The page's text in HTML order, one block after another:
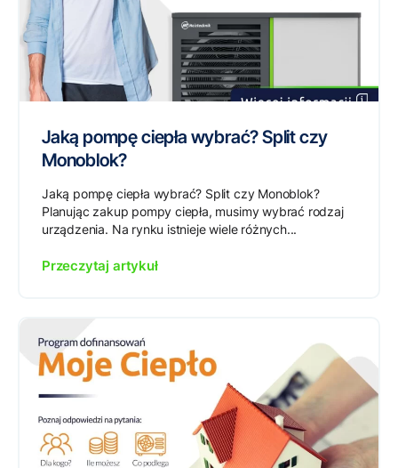
Jaką pompę ciepła wybrać? Split czy
Monoblok?
Jaką pompę ciepła wybrać? Split czy Monoblok?
Planując zakup pompy ciepła, musimy wybrać rodzaj
urządzenia. Na rynku istnieje wiele różnych...
Przeczytaj artykuł